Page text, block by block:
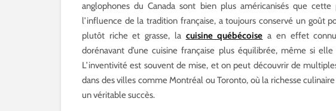
anglophones du Canada sont bien plus américanisés que
l’influence de la tradition française, a toujours conservé un goût
plutôt riche et grasse, la cuisine québécoise a en effet
dorénavant d’une cuisine française plus équilibrée, même si
L’inventivité est souvent de mise, et on peut découvrir de
dans des villes comme Montréal ou Toronto, où la richesse
un véritable succès.